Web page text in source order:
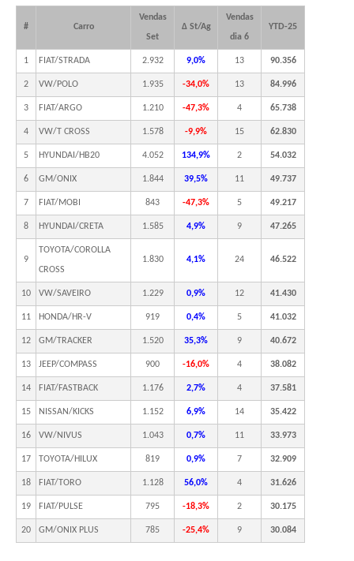
# Carro
Vendas
Set
Δ St/Ag
Vendas
dia 6
YTD-25
1 FIAT/STRADA 2.932 9,0% 13 90.356
2 VW/POLO 1.935 -34,0% 13 84.996
3 FIAT/ARGO 1.210 -47,3% 4 65.738
4 VW/T CROSS 1.578 -9,9% 15 62.830
5 HYUNDAI/HB20 4.052 134,9% 2 54.032
6 GM/ONIX 1.844 39,5% 11 49.737
7 FIAT/MOBI 843 -47,3% 5 49.217
8 HYUNDAI/CRETA 1.585 4,9% 9 47.265
9
TOYOTA/COROLLA
CROSS
1.830 4,1% 24 46.522
10 VW/SAVEIRO 1.229 0,9% 12 41.430
11 HONDA/HR-V 919 0,4% 5 41.032
12 GM/TRACKER 1.520 35,3% 9 40.672
13 JEEP/COMPASS 900 -16,0% 4 38.082
14 FIAT/FASTBACK 1.176 2,7% 4 37.581
15 NISSAN/KICKS 1.152 6,9% 14 35.422
16 VW/NIVUS 1.043 0,7% 11 33.973
17 TOYOTA/HILUX 819 0,9% 7 32.909
18 FIAT/TORO 1.128 56,0% 4 31.626
19 FIAT/PULSE 795 -18,3% 2 30.175
20 GM/ONIX PLUS 785 -25,4% 9 30.084